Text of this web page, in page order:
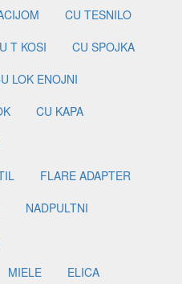
CU TESNILO
T KOSI
CU SPOJKA
LOK ENOJNI
CU KAPA
FLARE ADAPTER
NADPULTNI
MIELE
ELICA